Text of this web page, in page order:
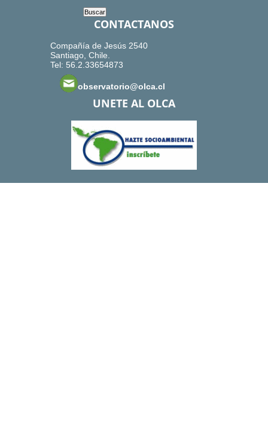
CONTACTANOS
Compañía de Jesús 2540
Santiago, Chile.
Tel: 56.2.33654873
observatorio@olca.cl
UNETE AL OLCA